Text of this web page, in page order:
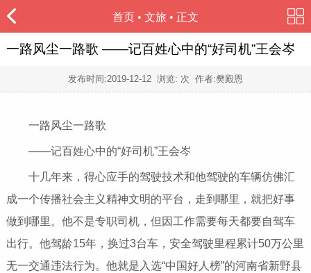
首页 • 文旅 • 正文
一路风尘一路歌 ——记百姓心中的“好司机”王会岑
发布时间:2019-12-12 浏览: 次 作者:樊殿恩
一路风尘一路歌
——记百姓心中的“好司机”王会岑
十几年来，得心应手的驾驶技术和他驾驶的车辆仿佛汇
成一个传播社会主义精神文明的平台，走到哪里，就把好事
做到哪里。他不是专职司机，但因工作需要每天都要自驾车
出行。他驾龄15年，换过3台车，安全驾驶里程累计50万公里
无一交通违法行为。他就是入选“中国好人榜”的河南省新野县